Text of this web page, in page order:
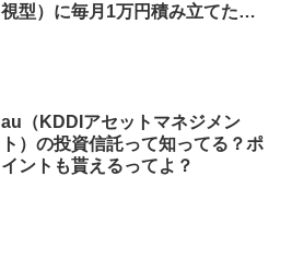
視型）に毎月1万円積み立てた
au（KDDIアセットマネジメン
ト）の投資信託って知ってる？ポ
イントも貰えるってよ？